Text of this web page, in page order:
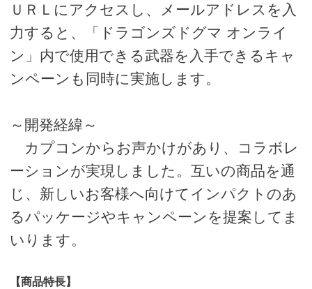
ＵＲＬにアクセスし、メールアドレスを入
力すると、「ドラゴンズドグマ オンライ
ン」内で使用できる武器を入手できるキャ
ンペーンも同時に実施します。
～開発経緯～
カプコンからお声かけがあり、コラボレ
ーションが実現しました。互いの商品を通
じ、新しいお客様へ向けてインパクトのあ
るパッケージやキャンペーンを提案してま
いります。
【商品特長】